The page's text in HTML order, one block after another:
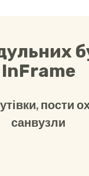
InFrame
пости
санвузли